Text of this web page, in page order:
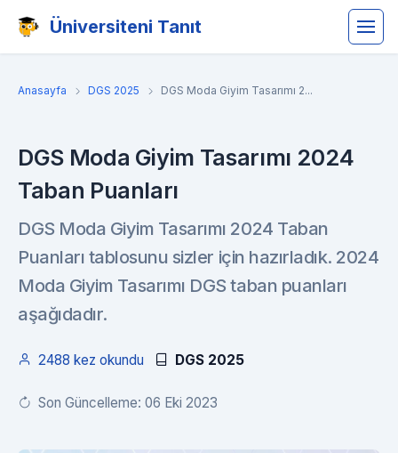
Üniversiteni Tanıt
Anasayfa DGS 2025 DGS Moda Giyim Tasarımı 2...
DGS Moda Giyim Tasarımı 2024
Taban Puanları
DGS Moda Giyim Tasarımı 2024 Taban
Puanları tablosunu sizler için hazırladık. 2024
Moda Giyim Tasarımı DGS taban puanları
aşağıdadır.
2488 kez okundu DGS 2025
Son Güncelleme: 06 Eki 2023